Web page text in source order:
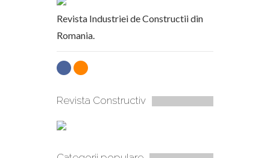
Revista Industriei de Constructii din
Romania.
Revista Constructiv